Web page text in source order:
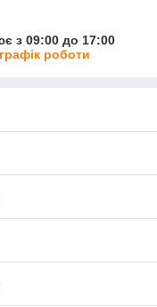
з 09:00 до 17:00
роботи